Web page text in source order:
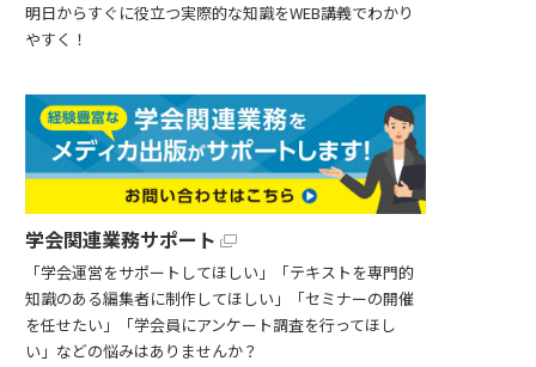
明日からすぐに役立つ実際的な知識をWEB講義でわかり
やすく！
学会関連業務サポート
「学会運営をサポートしてほしい」「テキストを専門的
知識のある編集者に制作してほしい」「セミナーの開催
を任せたい」「学会員にアンケート調査を行ってほし
い」などの悩みはありませんか？